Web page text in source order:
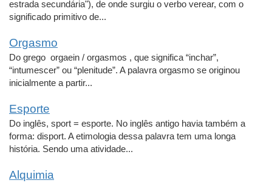
estrada secundária"), de onde surgiu o verbo verear, com o
significado primitivo de...
Orgasmo
Do grego orgaein / orgasmos , que significa “inchar”,
“intumescer” ou “plenitude”. A palavra orgasmo se originou
inicialmente a partir...
Esporte
Do inglês, sport = esporte. No inglês antigo havia também a
forma: disport. A etimologia dessa palavra tem uma longa
história. Sendo uma atividade...
Alquimia